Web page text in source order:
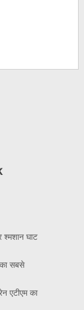
घाट
सबसे
एटीएम का